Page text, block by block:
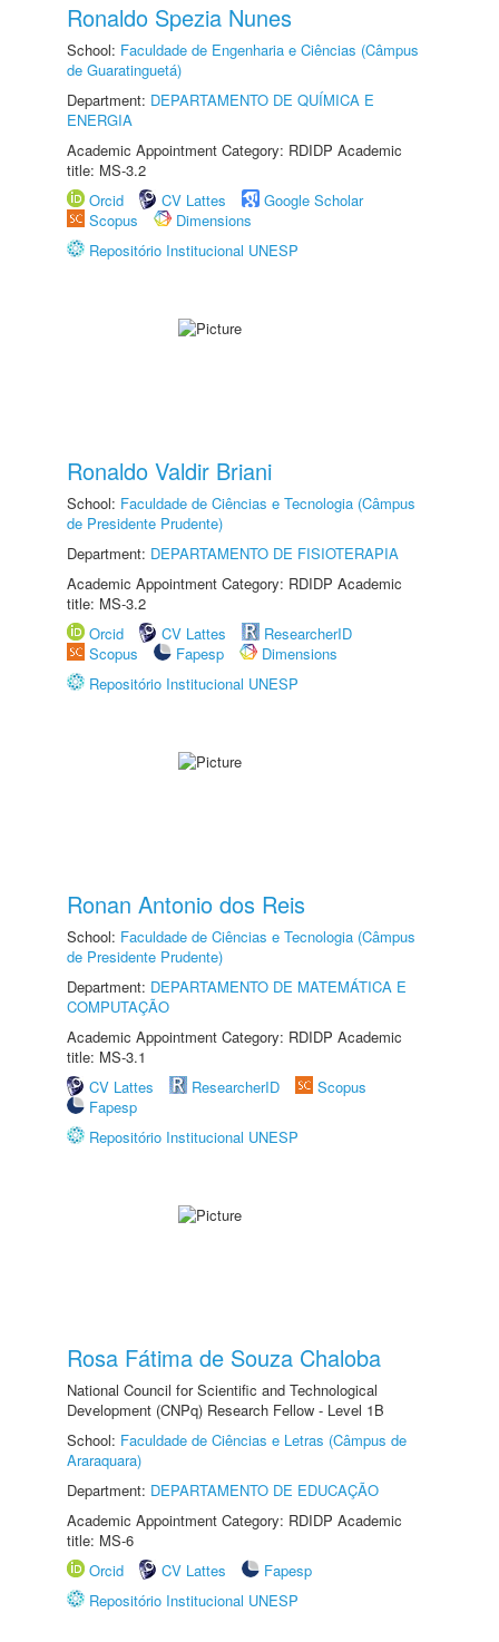
Ronaldo Spezia Nunes
School: Faculdade de Engenharia e Ciências (Câmpus
de Guaratinguetá)
Department: DEPARTAMENTO DE QUÍMICA E
ENERGIA
Academic Appointment Category: RDIDP Academic
title: MS-3.2
Orcid
CV Lattes
Google Scholar
Scopus
Dimensions
Repositório Institucional UNESP
Ronaldo Valdir Briani
School: Faculdade de Ciências e Tecnologia (Câmpus
de Presidente Prudente)
Department: DEPARTAMENTO DE FISIOTERAPIA
Academic Appointment Category: RDIDP Academic
title: MS-3.2
Orcid
CV Lattes
ResearcherID
Scopus
Fapesp
Dimensions
Repositório Institucional UNESP
Ronan Antonio dos Reis
School: Faculdade de Ciências e Tecnologia (Câmpus
de Presidente Prudente)
Department: DEPARTAMENTO DE MATEMÁTICA E
COMPUTAÇÃO
Academic Appointment Category: RDIDP Academic
title: MS-3.1
CV Lattes
ResearcherID
Scopus
Fapesp
Repositório Institucional UNESP
Rosa Fátima de Souza Chaloba
National Council for Scientific and Technological
Development (CNPq) Research Fellow - Level 1B
School: Faculdade de Ciências e Letras (Câmpus de
Araraquara)
Department: DEPARTAMENTO DE EDUCAÇÃO
Academic Appointment Category: RDIDP Academic
title: MS-6
Orcid
CV Lattes
Fapesp
Repositório Institucional UNESP